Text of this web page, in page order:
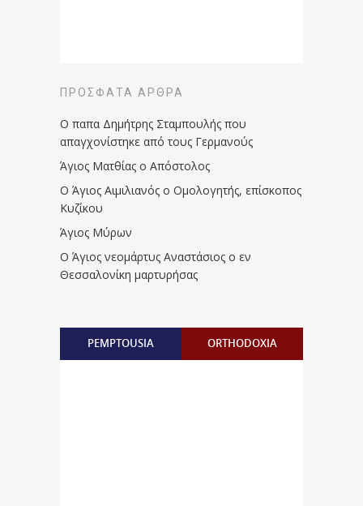
ΠΡΌΣΦΑΤΑ ΆΡΘΡΑ
Ο παπα Δημήτρης Σταμπουλής που
απαγχονίστηκε από τους Γερμανούς
Άγιος Ματθίας ο Απόστολος
Ο Άγιος Αιμιλιανός ο Ομολογητής, επίσκοπος
Κυζίκου
Άγιος Μύρων
Ο Άγιος νεομάρτυς Αναστάσιος ο εν
Θεσσαλονίκη μαρτυρήσας
PEMPTOUSIA ORTHODOXIA